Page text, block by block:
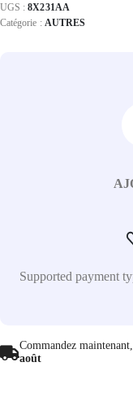
UGS :8X231AA
Catégorie : AUTRES
Supported payment
Commandez
août